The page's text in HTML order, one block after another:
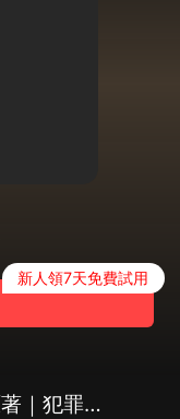
新人領7天免費試用
漂白丨同名刑偵劇原著｜犯罪心理丨中國版沉默的羔羊